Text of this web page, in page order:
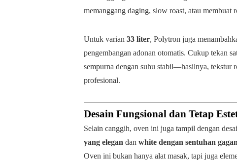
memanggang daging, slow roast, atau membuat
Untuk varian 33 liter, Polytron juga
pengembangan adonan otomatis. Cukup tekan
sempurna dengan suhu stabil—hasilnya, tekstur
profesional.
Desain Fungsional dan Tetap
Selain canggih, oven ini juga tampil dengan
yang elegan dan white dengan sentuhan
Oven ini bukan hanya alat masak, tapi juga